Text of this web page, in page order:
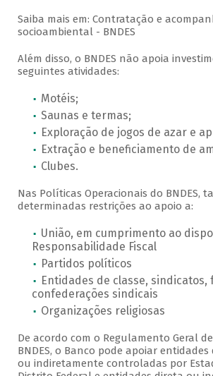
Saiba mais em: Contratação e
socioambiental - BNDES
Além disso, o BNDES não apoia
seguintes atividades:
Motéis;
Saunas e termas;
Exploração de jogos de azar e
Extração e beneficiamento de
Clubes.
Nas Políticas Operacionais do BNDES,
determinadas restrições ao apoio a:
União, em cumprimento ao
Responsabilidade Fiscal
Partidos políticos
Entidades de classe, sindicatos,
confederações sindicais
Organizações religiosas
De acordo com o Regulamento Geral
BNDES, o Banco pode apoiar
ou indiretamente controladas por